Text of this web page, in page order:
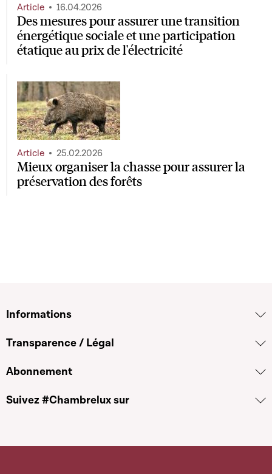
Des mesures pour assurer une transition
énergétique sociale et une participation
étatique au prix de l'électricité
Article 16.04.2026
Mieux organiser la chasse pour assurer la
préservation des forêts
Article 25.02.2026
Informations
Transparence / Légal
Abonnement
Suivez #Chambrelux sur